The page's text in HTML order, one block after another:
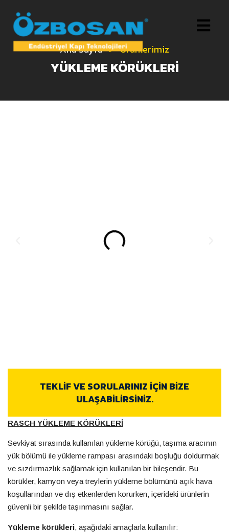
Ana Sayfa > Ürünlerimiz
YÜKLEME KÖRÜKLERİ
TEKLIF VE SORULARINIZ İÇİN BİZE
ULAŞABİLİRSİNİZ.
RASCH YÜKLEME KÖRÜKLERİ
Sevkiyat sırasında kullanılan yükleme körüğü, taşıma aracının
yük bölümü ile yükleme rampası arasındaki boşluğu doldurmak
ve sızdırmazlık sağlamak için kullanılan bir bileşendir. Bu
körükler, kamyon veya treylerin yükleme bölümünü açık hava
koşullarından ve dış etkenlerden korurken, içerideki ürünlerin
güvenli bir şekilde taşınmasını sağlar.
Yükleme körükleri, aşağıdaki amaçlarla kullanılır: